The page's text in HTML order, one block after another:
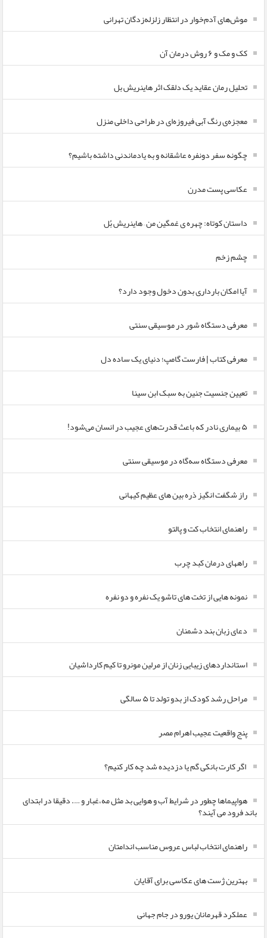
موش‌های آدم‌خوار در انتظار زلزله‌زدگان تهرانی
کک و مک و ۶ روش درمان آن
تحلیل رمان عقاید یک دلقک اثر هاینریش بل
معجزه‌ی رنگ آبی فیروزه‌ای در طراحی داخلی منزل
چگونه سفر دونفره عاشقانه و به یادماندنی داشته باشیم؟
عکاسی پست مدرن
داستان کوتاه: چهره ی غمگین من – هاینریش بُل
چشم زخم
آیا امکان بارداری بدون دخول وجود دارد؟
معرفی دستگاه شور در موسیقی سنتی
معرفی کتاب | فارست گامپ؛ دنیای یک ساده دل
تعیین جنسیت جنین به سبک ابن سینا
۵ بیماری نادر که باعث قدرت‌های عجیب در انسان می‌شود!
معرفی دستگاه سه‌گاه در موسیقی سنتی
راز شگفت انگیز ذره بین های عظیم کیهانی
راهنمای انتخاب کت و پالتو
راههای درمان کبد چرب
نمونه هایی از تخت های تاشو یک نفره و دو نفره
دعای زبان بند دشمنان
استانداردهای زیبایی زنان از مرلین مونرو تا کیم کارداشیان
مراحل رشد کودک از بدو تولد تا ۵ سالگی
پنج واقعیت عجیب اهرام مصر
اگر کارت بانکی گم یا دزدیده شد چه کار کنیم؟
هواپیماها چطور در شرایط آب و هوایی بد مثل مه،غبار و …. دقیقا در ابتدای
باند فرود می آیند؟
راهنمای انتخاب لباس عروس مناسب اندامتان
بهترین ژست های عکاسی برای آقایان
عملکرد قهرمانان یورو در جام جهانی